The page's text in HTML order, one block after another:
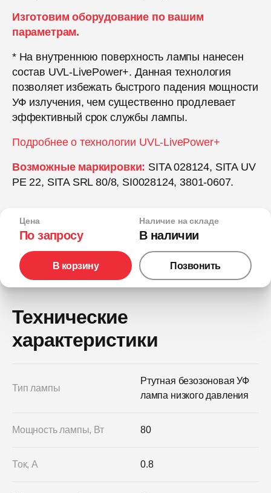
Изготовим оборудование по вашим
параметрам.
* На внутреннюю поверхность лампы нанесен
состав UVL-LivePower+. Данная технология
позволяет избежать быстрого падения мощности
УФ излучения, чем существенно продлевает
эффективный срок службы лампы.
Подробнее о технологии UVL-LivePower+
Возможные маркировки: SITA 028124, SITA UV
PE 22, SITA SRL 80/8, SI0028124, 3801-0607.
Цена
По запросу
Наличие на складе
В наличии
В корзину Позвонить
Технические
характеристики
Тип лампы
Ртутная безозоновая УФ
лампа низкого давления
Мощность лампы, Вт 80
Ток, А 0.8